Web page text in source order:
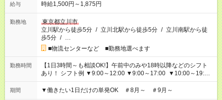
給与 時給1,500円～1,875円
勤務地
東京都立川市
立川駅から徒歩5分 / 立川北駅から徒歩5分 / 立川南駅から徒
歩5分 / …
■物流センターなど ■勤務地選べます
勤務時間
【1日3時間～も相談OK!】午前中のみや18時以降などのシフト
あり！ シフト例 ▼9:00～12:00 ▼9:00～17:00 ▼10:00～19:00
▼18:00～21:00
期間 ▼働きたい1日だけの単発OK ＃8月～ ＃9月～